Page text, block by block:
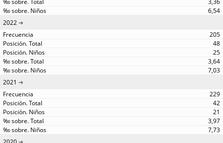
3,36
6,54
2022
205
48
25
3,64
7,03
2021
229
42
21
3,97
7,73